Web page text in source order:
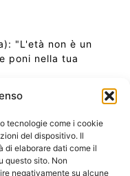
tecnologie come i cookie
del dispositivo. Il
di elaborare dati come il
questo sito. Non
negativamente su alcune
"L'età non è un
poni nella tua
Essere per